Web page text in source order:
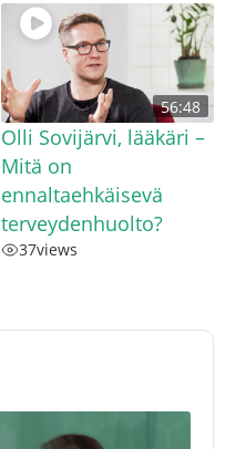
56:48
Olli Sovijärvi, lääkäri –
Mitä on
ennaltaehkäisevä
terveydenhuolto?
37views